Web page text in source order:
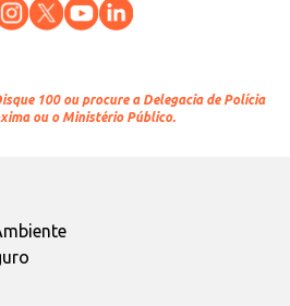
100 ou procure a Delegacia de Polícia
ou o Ministério Público.